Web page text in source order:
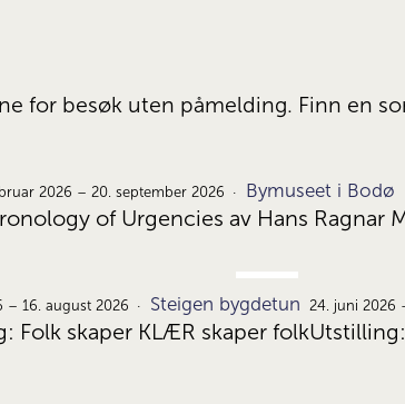
for besøk uten påmelding. Finn en
2026 – 20. september 2026 Bymuseet i Bodø
of Urgencies av Hans Ragnar
22.
– 16. august 2026 Steigen bygdetun
Folk skaper KLÆR skaper folk
24. juni 2026